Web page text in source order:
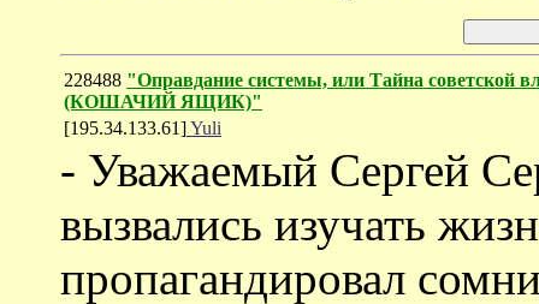
228488 "Оправдание системы, или Тайна советской
(КОШАЧИЙ ЯЩИК)"
[195.34.133.61]Yuli
- Уважаемый Сергей
вызвались изучать
пропагандировал